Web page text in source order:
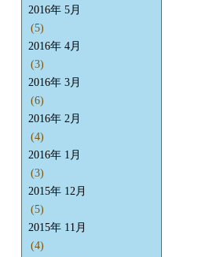
2016年 5月
(5)
2016年 4月
(3)
2016年 3月
(6)
2016年 2月
(4)
2016年 1月
(3)
2015年 12月
(5)
2015年 11月
(4)